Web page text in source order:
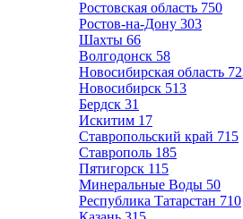
Ростовская область 750
Ростов-на-Дону 303
Шахты 66
Волгодонск 58
Новосибирская область
Новосибирск 513
Бердск 31
Искитим 17
Ставропольский край 715
Ставрополь 185
Пятигорск 115
Минеральные Воды 50
Республика Татарстан 710